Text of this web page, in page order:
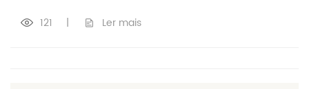
121 | Ler mais